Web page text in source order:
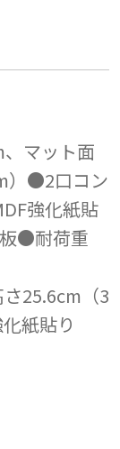
マット面
）●2口コン
強化紙貼
●耐荷重
25.6cm（3
紙貼り